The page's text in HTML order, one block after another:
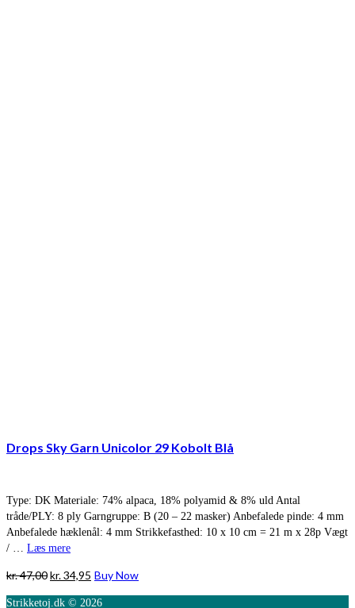
Drops Sky Garn Unicolor 29 Kobolt Blå
Type: DK Materiale: 74% alpaca, 18% polyamid & 8% uld Antal
tråde/PLY: 8 ply Garngruppe: B (20 – 22 masker) Anbefalede pinde: 4 mm
Anbefalede hæklenål: 4 mm Strikkefasthed: 10 x 10 cm = 21 m x 28p Vægt
/ … Læs mere
kr.47,00Den
kr.34,95 Den
Buy Now
Strikketoj.dk © 2026